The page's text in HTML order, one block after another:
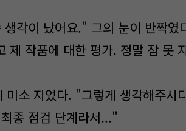
각이 났어요." 그의 눈이 반짝
제 작품에 대한 평가. 정말 잠 못
미소 지었다. "그렇게 생각해주시
종 점검 단계라서..."